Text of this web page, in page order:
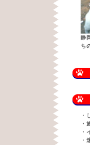
静
ち
・
・
・
・